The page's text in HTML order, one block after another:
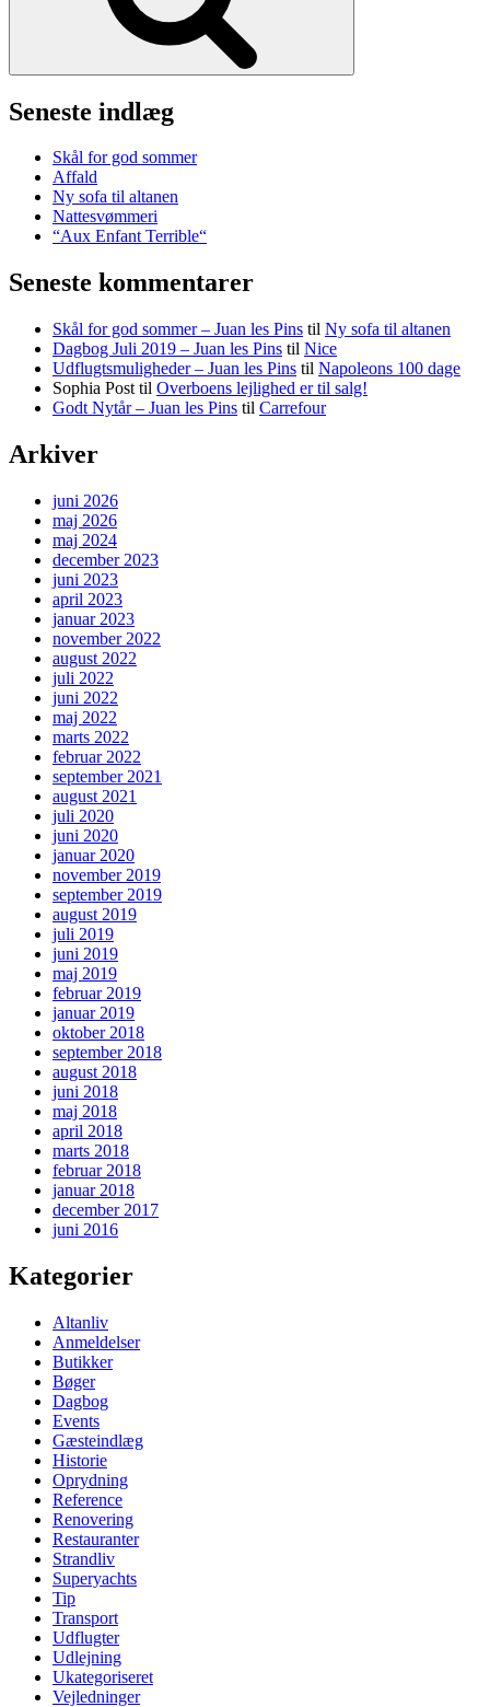
Seneste indlæg
Skål for god sommer
Affald
Ny sofa til altanen
Nattesvømmeri
“Aux Enfant Terrible“
Seneste kommentarer
Skål for god sommer – Juan les Pins til Ny sofa til altanen
Dagbog Juli 2019 – Juan les Pins til Nice
Udflugtsmuligheder – Juan les Pins til Napoleons 100 dage
Sophia Post til Overboens lejlighed er til salg!
Godt Nytår – Juan les Pins til Carrefour
Arkiver
juni 2026
maj 2026
maj 2024
december 2023
juni 2023
april 2023
januar 2023
november 2022
august 2022
juli 2022
juni 2022
maj 2022
marts 2022
februar 2022
september 2021
august 2021
juli 2020
juni 2020
januar 2020
november 2019
september 2019
august 2019
juli 2019
juni 2019
maj 2019
februar 2019
januar 2019
oktober 2018
september 2018
august 2018
juni 2018
maj 2018
april 2018
marts 2018
februar 2018
januar 2018
december 2017
juni 2016
Kategorier
Altanliv
Anmeldelser
Butikker
Bøger
Dagbog
Events
Gæsteindlæg
Historie
Oprydning
Reference
Renovering
Restauranter
Strandliv
Superyachts
Tip
Transport
Udflugter
Udlejning
Ukategoriseret
Vejledninger